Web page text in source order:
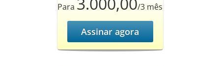
Para /3 mês
Assinar agora